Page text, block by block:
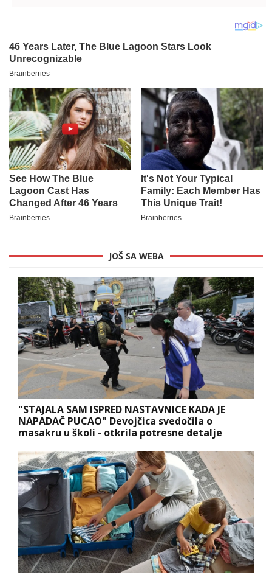
JOŠ SA WEBA
"STAJALA SAM ISPRED NASTAVNICE KADA JE
NAPADAČ PUCAO" Devojčica svedočila o
masakru u školi - otkrila potresne detalje